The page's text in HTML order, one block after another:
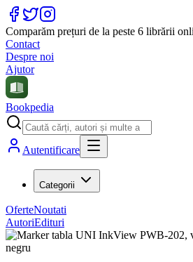
Comparăm prețuri de la peste 6 librării
Contact
Despre noi
Ajutor
Bookpedia
Autentificare
Categorii
OferteNoutati
AutoriEdituri